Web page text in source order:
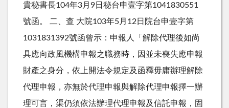
貴秘書長104年3月9日秘台申壹字第1041830551
號函。 二、查 大院103年5月12日院台申壹字第
1031831392號函曾示：申報人「解除代理後如尚
具應向政風機構申報之職務時，因並未喪失應申報
財產之身分，依上開法令規定及函釋毋庸辦理解除
代理申報，亦無於代理申報與解除代理申報擇一辦
理可言，渠仍須依法辦理代理申報及信託申報，固